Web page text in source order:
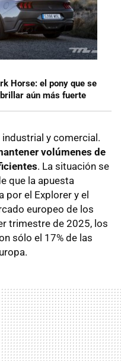
Horse: el pony que se
aún más fuerte
y comercial.
volúmenes de
. La situación se
que la apuesta
el Explorer y el
europeo de los
trimestre de 2025, los
sólo el 17% de las